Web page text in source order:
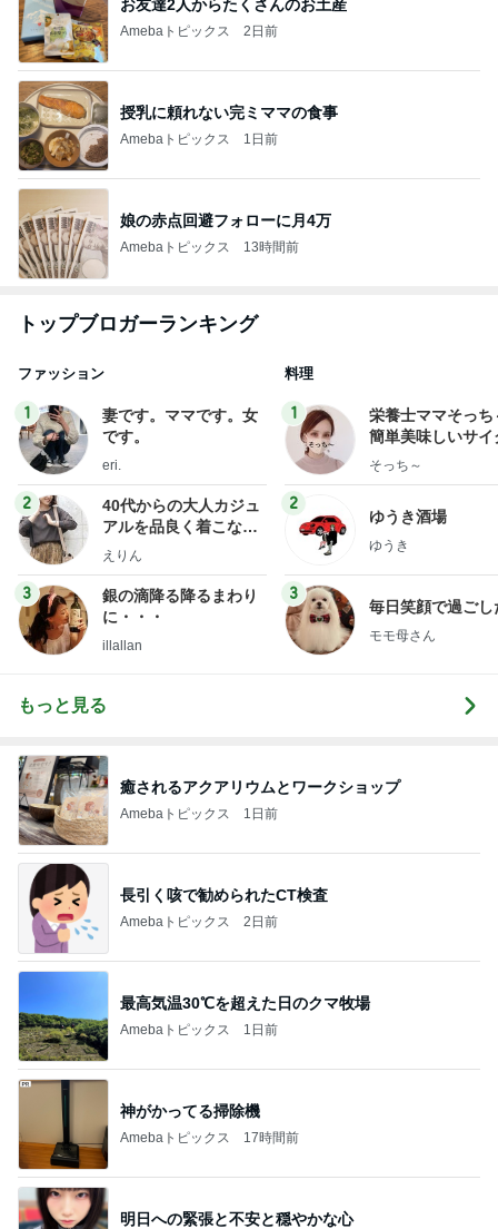
お友達2人からたくさんのお土産
Amebaトピックス 2日前
授乳に頼れない完ミママの食事
Amebaトピックス 1日前
娘の赤点回避フォローに月4万
Amebaトピックス 13時間前
トップブロガーランキング
ファッション
1
妻です。ママです。女
です。
eri.
2
40代からの大人カジュ
アルを品良く着こなす
ファッションブログ
えりん
3
銀の滴降る降るまわり
に・・・
illallan
料理
1
栄養士ママそっち
簡単美味しいサイ
献立
そっち～
2
ゆうき酒場
ゆうき
3
毎日笑顔で過ごし
モモ母さん
もっと見る
癒されるアクアリウムとワークショップ
Amebaトピックス 1日前
長引く咳で勧められたCT検査
Amebaトピックス 2日前
最高気温30℃を超えた日のクマ牧場
Amebaトピックス 1日前
神がかってる掃除機
Amebaトピックス 17時間前
明日への緊張と不安と穏やかな心